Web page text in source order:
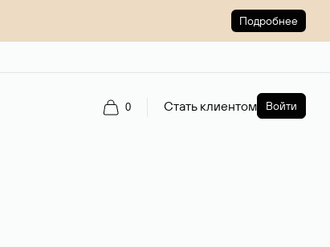
Подробнее
0 Стать клиентом Войти